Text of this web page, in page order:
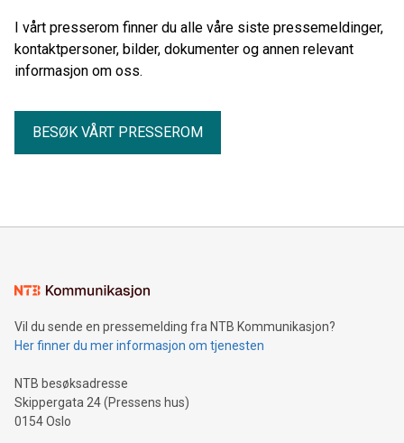
I vårt presserom finner du alle våre siste pressemeldinger,
kontaktpersoner, bilder, dokumenter og annen relevant
informasjon om oss.
BESØK VÅRT PRESSEROM
Vil du sende en pressemelding fra NTB Kommunikasjon?
Her finner du mer informasjon om tjenesten
NTB besøksadresse
Skippergata 24 (Pressens hus)
0154 Oslo